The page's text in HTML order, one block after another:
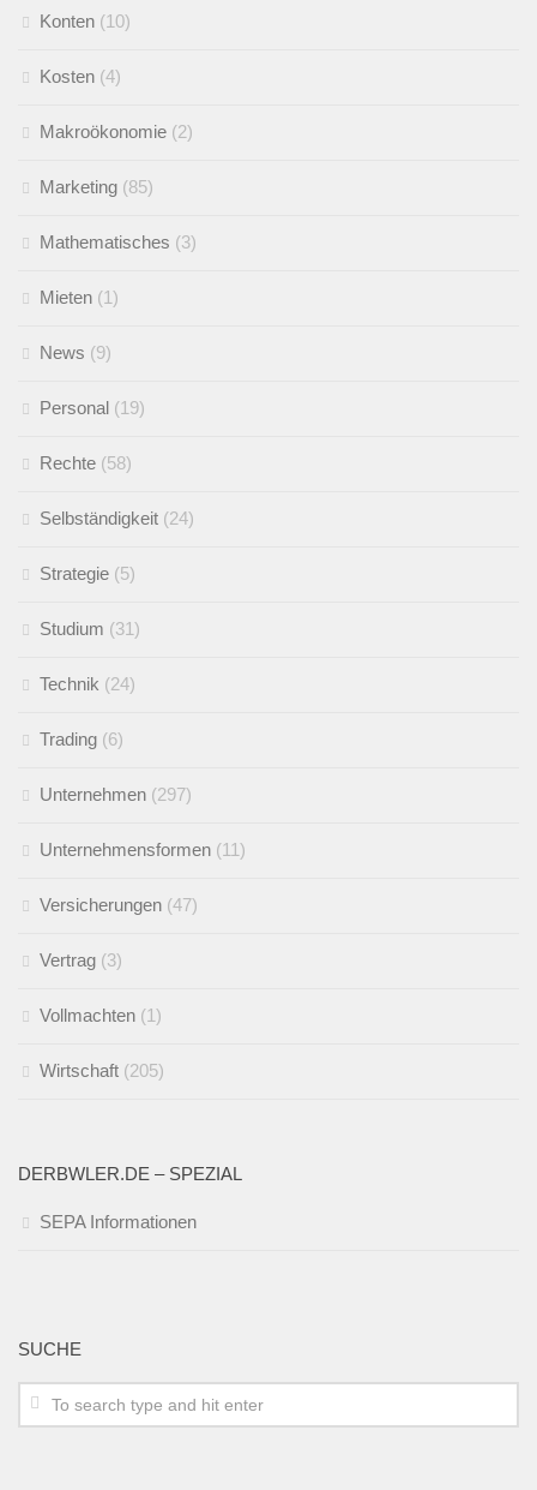
Konten (10)
Kosten (4)
Makroökonomie (2)
Marketing (85)
Mathematisches (3)
Mieten (1)
News (9)
Personal (19)
Rechte (58)
Selbständigkeit (24)
Strategie (5)
Studium (31)
Technik (24)
Trading (6)
Unternehmen (297)
Unternehmensformen (11)
Versicherungen (47)
Vertrag (3)
Vollmachten (1)
Wirtschaft (205)
DERBWLER.DE – SPEZIAL
SEPA Informationen
SUCHE